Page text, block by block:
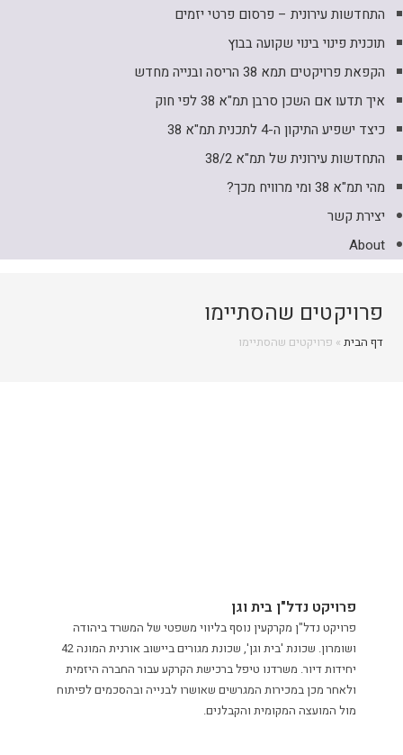
התחדשות עירונית – פרסום פרטי יזמים
תוכנית פינוי בינוי שקועה בבוץ
הקפאת פרויקטים תמא 38 הריסה ובנייה מחדש
איך תדעו אם השכן סרבן תמ"א 38 לפי חוק
כיצד ישפיע התיקון ה-4 לתכנית תמ"א 38
התחדשות עירונית של תמ"א 38/2
מהי תמ"א 38 ומי מרוויח מכך?
יצירת קשר
About
פרויקטים שהסתיימו
דף הבית » פרויקטים שהסתיימו
פרויקט נדל"ן בית וגן
פרויקט נדל"ן מקרקעין נוסף בליווי משפטי של המשרד ביהודה
ושומרון. שכונת 'בית וגן', שכונת מגורים ביישוב אורנית המונה 42
יחידות דיור. משרדנו טיפל ברכישת הקרקע עבור החברה היזמית
ולאחר מכן במכירות המגרשים שאושרו לבנייה ובהסכמים לפיתוח
מול המועצה המקומית והקבלנים.